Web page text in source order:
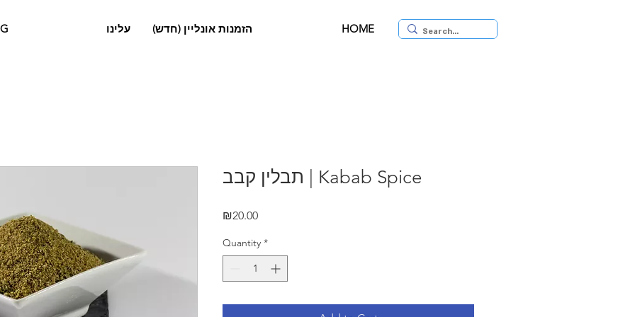
HOME הזמנות אונליין (חדש) עלינו
תבלין קבב | Kabab Spice
₪20.00Price
Quantity *